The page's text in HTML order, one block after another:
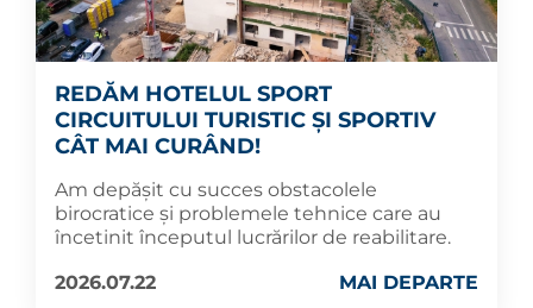
REDĂM HOTELUL SPORT
CIRCUITULUI TURISTIC ȘI SPORTIV
CÂT MAI CURÂND!
Am depășit cu succes obstacolele
birocratice și problemele tehnice care au
încetinit începutul lucrărilor de reabilitare.
2026.07.22
MAI DEPARTE